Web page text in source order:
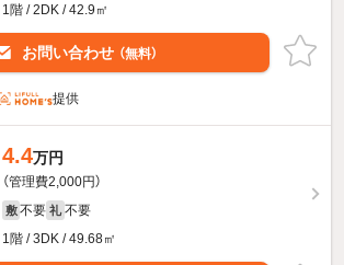
1階 / 2DK / 42.9㎡
お問い合わせ （無料）
提供
4.4万円
（管理費2,000円）
敷 不要 礼 不要
1階 / 3DK / 49.68㎡